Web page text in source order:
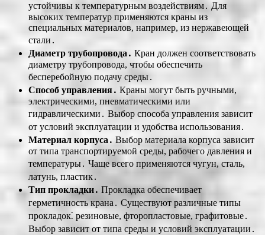
устойчивы к температурным воздействиям․ Для
высоких температур применяются краны из
специальных материалов, например, из нержавеющей
стали․
Диаметр трубопровода․ Кран должен соответствовать
диаметру трубопровода, чтобы обеспечить
бесперебойную подачу среды․
Способ управления․ Краны могут быть ручными,
электрическими, пневматическими или
гидравлическими․ Выбор способа управления зависит
от условий эксплуатации и удобства использования․
Материал корпуса․ Выбор материала корпуса зависит
от типа транспортируемой среды, рабочего давления и
температуры․ Чаще всего применяются чугун, сталь,
латунь, пластик․
Тип прокладки․ Прокладка обеспечивает
герметичность крана․ Существуют различные типы
прокладок⁚ резиновые, фторопластовые, графитовые․
Выбор зависит от типа среды и условий эксплуатации․